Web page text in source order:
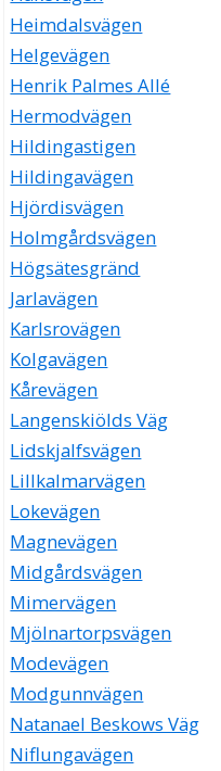
Heimdalsvägen
Helgevägen
Henrik Palmes Allé
Hermodvägen
Hildingastigen
Hildingavägen
Hjördisvägen
Holmgårdsvägen
Högsätesgränd
Jarlavägen
Karlsrovägen
Kolgavägen
Kårevägen
Langenskiölds Väg
Lidskjalfsvägen
Lillkalmarvägen
Lokevägen
Magnevägen
Midgårdsvägen
Mimervägen
Mjölnartorpsvägen
Modevägen
Modgunnvägen
Natanael Beskows Väg
Niflungavägen